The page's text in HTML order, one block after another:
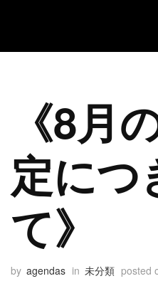
《8月
定につ
て》
by agendas in 未分類 posted